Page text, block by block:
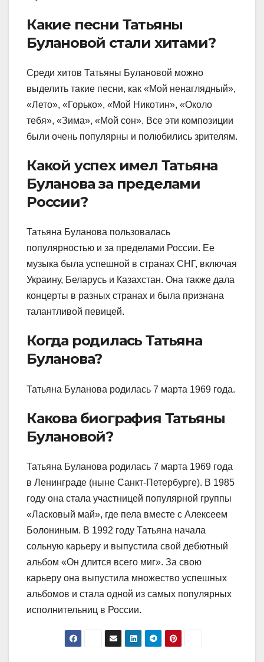
Какие песни Татьяны
Булановой стали хитами?
Среди хитов Татьяны Булановой можно
выделить такие песни, как «Мой ненаглядный»,
«Лето», «Горько», «Мой Никотин», «Около
тебя», «Зима», «Мой сон». Все эти композиции
были очень популярны и полюбились зрителям.
Какой успех имел Татьяна
Буланова за пределами
России?
Татьяна Буланова пользовалась
популярностью и за пределами России. Ее
музыка была успешной в странах СНГ, включая
Украину, Беларусь и Казахстан. Она также дала
концерты в разных странах и была признана
талантливой певицей.
Когда родилась Татьяна
Буланова?
Татьяна Буланова родилась 7 марта 1969 года.
Какова биография Татьяны
Булановой?
Татьяна Буланова родилась 7 марта 1969 года
в Ленинграде (ныне Санкт-Петербурге). В 1985
году она стала участницей популярной группы
«Ласковый май», где пела вместе с Алексеем
Болониным. В 1992 году Татьяна начала
сольную карьеру и выпустила свой дебютный
альбом «Он длится всего миг». За свою
карьеру она выпустила множество успешных
альбомов и стала одной из самых популярных
исполнительниц в России.